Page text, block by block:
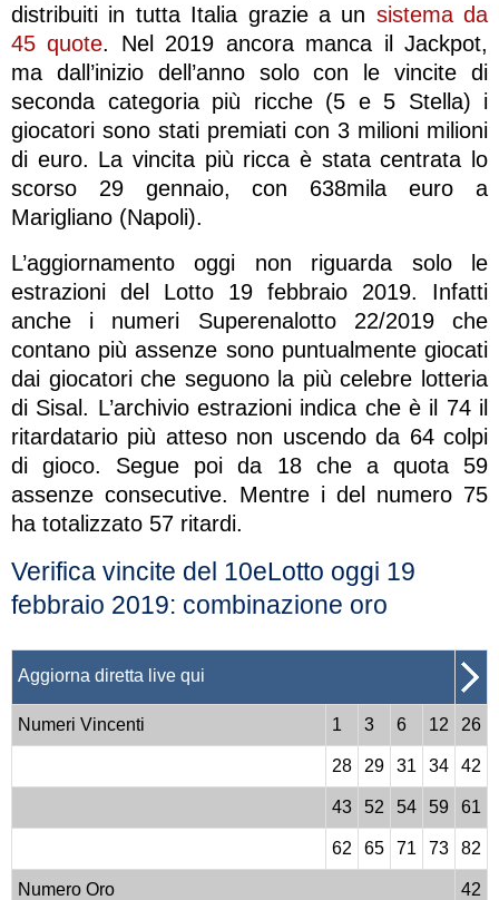
distribuiti in tutta Italia grazie a un sistema da
45 quote. Nel 2019 ancora manca il Jackpot,
ma dall’inizio dell’anno solo con le vincite di
seconda categoria più ricche (5 e 5 Stella) i
giocatori sono stati premiati con 3 milioni milioni
di euro. La vincita più ricca è stata centrata lo
scorso 29 gennaio, con 638mila euro a
Marigliano (Napoli).
L’aggiornamento oggi non riguarda solo le
estrazioni del Lotto 19 febbraio 2019. Infatti
anche i numeri Superenalotto 22/2019 che
contano più assenze sono puntualmente giocati
dai giocatori che seguono la più celebre lotteria
di Sisal. L’archivio estrazioni indica che è il 74 il
ritardatario più atteso non uscendo da 64 colpi
di gioco. Segue poi da 18 che a quota 59
assenze consecutive. Mentre i del numero 75
ha totalizzato 57 ritardi.
Verifica vincite del 10eLotto oggi 19
febbraio 2019: combinazione oro
Aggiorna diretta live qui
Numeri Vincenti 1 3 6 12 26
28 29 31 34 42
43 52 54 59 61
62 65 71 73 82
Numero Oro 42